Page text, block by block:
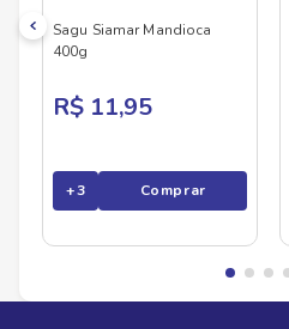
Sagu Siamar Mandioca
400g
R$ 11,95
+3 Comprar